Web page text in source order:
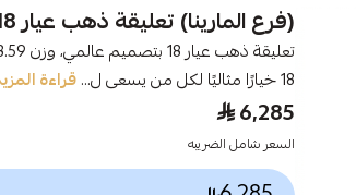
(فرع المارينا) تعليقة ذهب عيار 18 الوزن 8.59جرام
18 خيارًا مثاليًا لكل من يسعى ل...
قراءة
6,285
السعر شامل الضريبه